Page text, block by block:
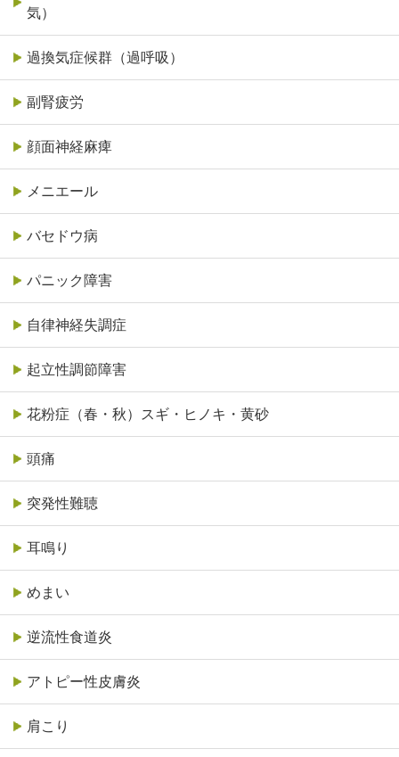
気）
過換気症候群（過呼吸）
副腎疲労
顔面神経麻痺
メニエール
バセドウ病
パニック障害
自律神経失調症
起立性調節障害
花粉症（春・秋）スギ・ヒノキ・黄砂
頭痛
突発性難聴
耳鳴り
めまい
逆流性食道炎
アトピー性皮膚炎
肩こり